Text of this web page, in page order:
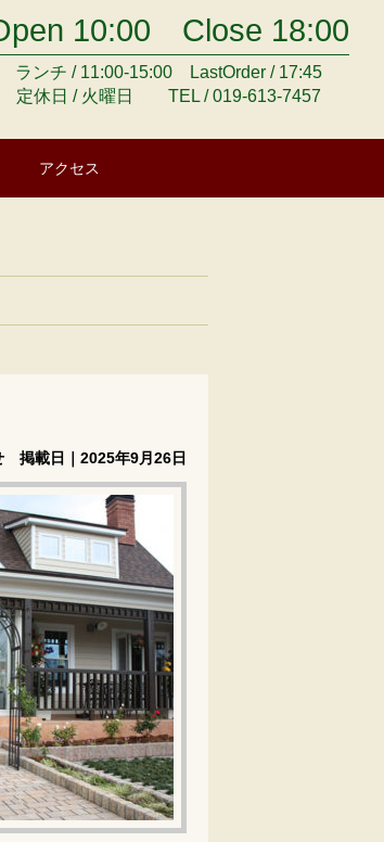
10:00 Close 18:00
ランチ / 11:00-15:00 LastOrder / 17:45
定休日 / 火曜日 TEL / 019-613-7457
アクセス
掲載日｜2025年9月26日